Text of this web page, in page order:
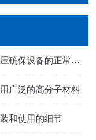
膨体四氟板能够有效地承受高温和高压确保设备的正常运行
广泛的高分子材料
和使用的细节